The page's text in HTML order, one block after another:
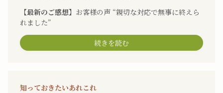
【最新のご感想】 お客様の声 “親切な対応で無事に終えら
れました”
続きを読む
知っておきたいあれこれ